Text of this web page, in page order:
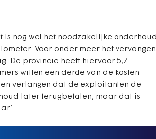
is nog wel het noodzakelijke onderhoud
Voor onder meer het vervangen
De provincie heeft hiervoor 5,7
willen een derde van de kosten
verlangen dat de exploitanten de
later terugbetalen, maar dat is